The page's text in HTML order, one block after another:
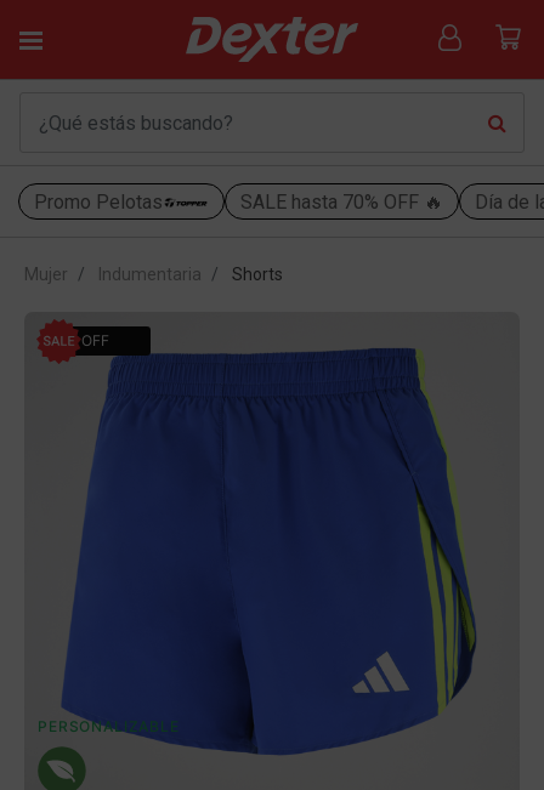
Promo Pelotas SALE hasta 70% OFF 🔥 Día de
Mujer Indumentaria Shorts
41% OFF
PERSONALIZABLE